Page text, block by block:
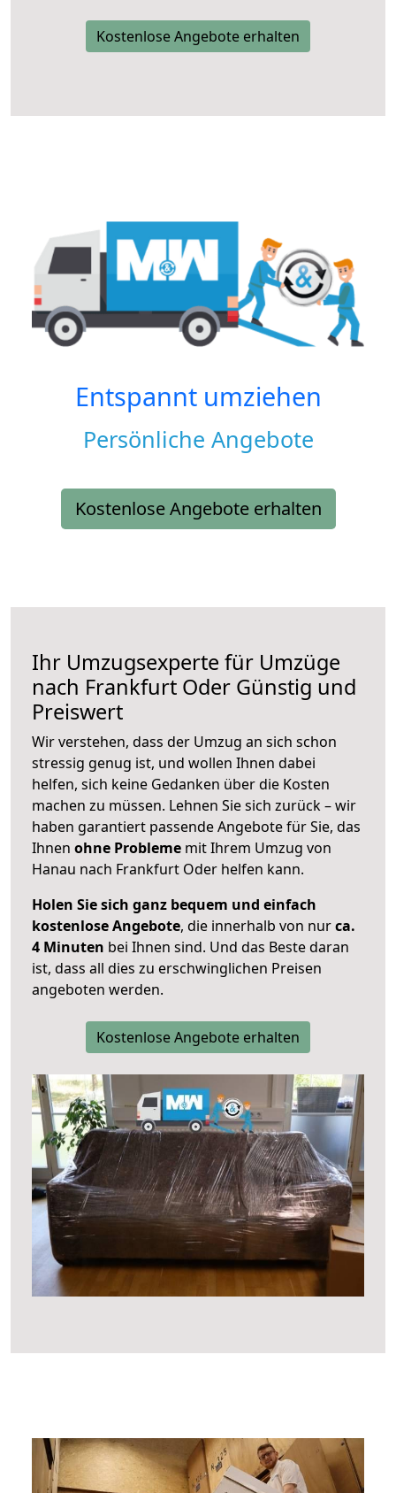
Kostenlose Angebote erhalten
Entspannt umziehen
Persönliche Angebote
Kostenlose Angebote erhalten
Ihr Umzugsexperte für Umzüge
nach Frankfurt Oder Günstig und
Preiswert
Wir verstehen, dass der Umzug an sich schon
stressig genug ist, und wollen Ihnen dabei
helfen, sich keine Gedanken über die Kosten
machen zu müssen. Lehnen Sie sich zurück – wir
haben garantiert passende Angebote für Sie, das
Ihnen ohne Probleme mit Ihrem Umzug von
Hanau nach Frankfurt Oder helfen kann.
Holen Sie sich ganz bequem und einfach
kostenlose Angebote, die innerhalb von nurca.
4 Minuten bei Ihnen sind. Und das Beste daran
ist, dass all dies zu erschwinglichen Preisen
angeboten werden.
Kostenlose Angebote erhalten